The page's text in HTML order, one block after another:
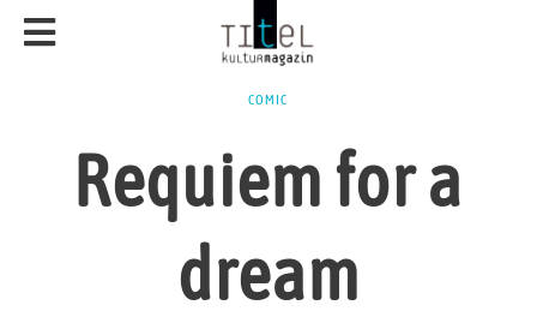
COMIC
Requiem for a
dream